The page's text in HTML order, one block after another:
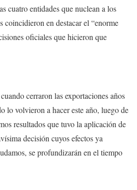
cuatro entidades que nuclean a los
coincidieron en destacar el “enorme
oficiales que hicieron que
cerraron las exportaciones años
lo volvieron a hacer este año, luego de
resultados que tuvo la aplicación de
decisión cuyos efectos ya
se profundizarán en el tiempo